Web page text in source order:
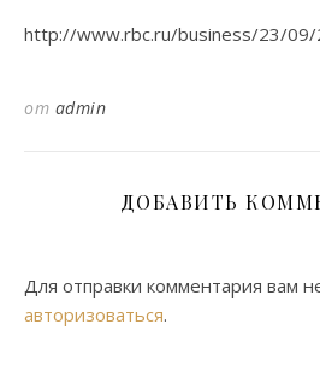
http://www.rbc.ru/business/23/
от admin
ДОБАВИТЬ
Для отправки комментария вам
авторизоваться.